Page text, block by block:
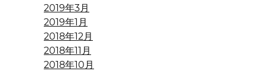
2019年3月
2019年1月
2018年12月
2018年11月
2018年10月